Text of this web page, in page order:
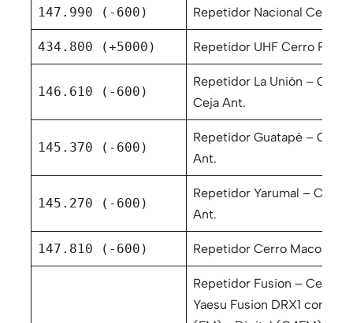
147.990 (-600) Repetidor Nacional Cerro
434.800 (+5000) Repetidor UHF Cerro
146.610 (-600)
Repetidor La Unión –
Ceja Ant.
145.370 (-600)
Repetidor Guatapé – Cerro
Ant.
145.270 (-600)
Repetidor Yarumal – Cerro
Ant.
147.810 (-600) Repetidor Cerro Maco –
Repetidor Fusion – Cerro
Yaesu Fusion DRX1 con